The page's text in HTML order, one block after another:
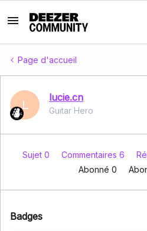
Page d'accueil
L
lucie.cn
Guitar Hero
Sujet 0 Commentaires 6
Abonné 0
Badges